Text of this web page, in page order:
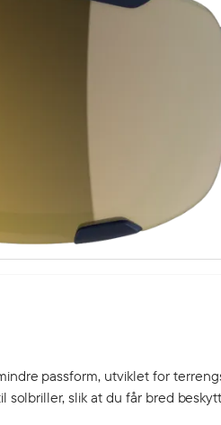
passform, utviklet for
slik at du får bred